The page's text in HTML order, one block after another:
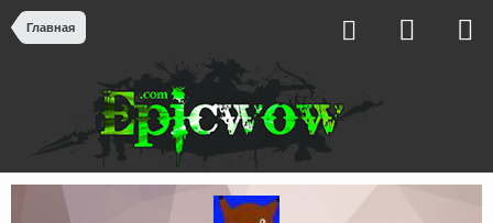
Главная